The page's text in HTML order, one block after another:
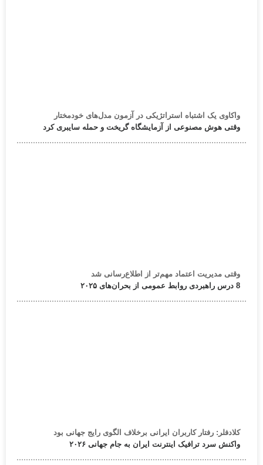
واکاوی یک اشتباه استراتژیکی در آزمون مدل‌های خودمختار
وقتی هوش مصنوعی از آزمایشگاه گریخت و حمله سایبری کرد
وقتی مدیریت اعتماد مهم‌تر از اطلاع‌رسانی شد
8 درس راهبردی روابط عمومی از بحران‌های ۲۰۲۵
کلادفلر: رفتار کاربران ایرانی برخلاف الگوی رایج جهانی بود
واکنش سرد ترافیک اینترنت ایران به جام جهانی ۲۰۲۶